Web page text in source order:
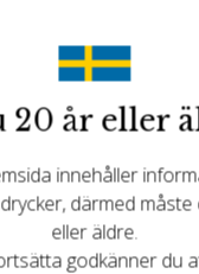
20 år eller
innehåller
därmed
eller äldre.
godkänner du